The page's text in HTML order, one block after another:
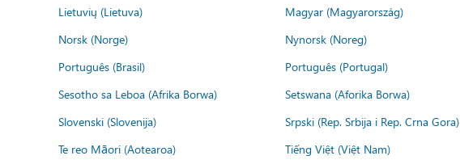
Lietuvių (Lietuva)
Magyar (Magyarország)
Norsk (Norge)
Nynorsk (Noreg)
Português (Brasil)
Português (Portugal)
Sesotho sa Leboa (Afrika Borwa)
Setswana (Aforika Borwa)
Slovenski (Slovenija)
Srpski (Rep. Srbija i Rep. Crna Gora)
Te reo Māori (Aotearoa)
Tiếng Việt (Việt Nam)